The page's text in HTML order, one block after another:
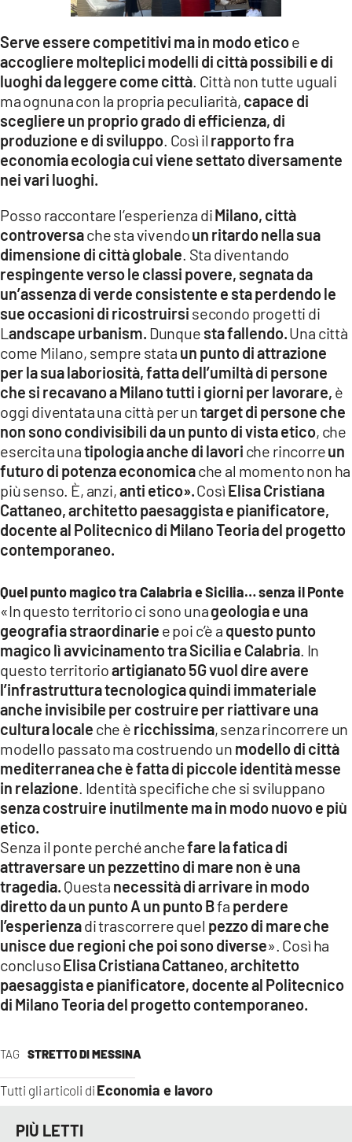
TAG STRETTO DI MESSINA
Tutti gli articoli di Economia e lavoro
Serve essere competitivi ma in modo eticoe
accogliere molteplici modelli di città possibili e di
luoghi da leggere come città. Città non tutte uguali
ma ognuna con la propria peculiarità, capace di
scegliere un proprio grado di efficienza, di
produzione e di sviluppo. Così il rapporto fra
economia ecologia cui viene settato diversamente
nei vari luoghi.
Posso raccontare l’esperienza diMilano, città
controversache sta vivendoun ritardo nella sua
dimensione di città globale. Sta diventando
respingente verso le classi povere, segnata da
un’assenza di verde consistente e sta perdendo le
sue occasioni di ricostruirsi secondo progetti di
Landscape urbanism. Dunque sta fallendo.Una città
come Milano, sempre stata un punto di attrazione
per la sua laboriosità, fatta dell’umiltà di persone
che si recavano a Milano tutti i giorni per lavorare, è
oggi diventata una città per untarget di persone che
non sono condivisibili da un punto di vista etico, che
esercita unatipologia anche di lavori che rincorreun
futuro di potenza economicache al momento non ha
più senso. È, anzi,anti etico».Così Elisa Cristiana
Cattaneo, architetto paesaggista e pianificatore,
docente al Politecnico di Milano Teoria del progetto
contemporaneo.
Quel punto magico tra Calabria e Sicilia… senza il Ponte
«In questo territorio ci sono unageologia e una
geografia straordinarie e poi c’è a questo punto
magico lì avvicinamento tra Sicilia e Calabria. In
questo territorioartigianato 5G vuol dire avere
l’infrastruttura tecnologica quindi immateriale
anche invisibile per costruire per riattivare una
cultura locale che è ricchissima, senza rincorrere un
modello passato ma costruendo un modello di città
mediterranea che è fatta di piccole identità messe
in relazione. Identità specifiche che si sviluppano
senza costruire inutilmente ma in modo nuovo e più
etico.
Senza il ponte perché anchefare la fatica di
attraversare un pezzettino di mare non è una
tragedia. Questa necessità di arrivare in modo
diretto da un punto A un punto Bfa perdere
l’esperienzadi trascorrere quel pezzo di mareche
unisce due regioni che poi sono diverse». Così ha
conclusoElisa Cristiana Cattaneo, architetto
paesaggista e pianificatore, docente al Politecnico
di Milano Teoria del progetto contemporaneo.
PIÙ LETTI